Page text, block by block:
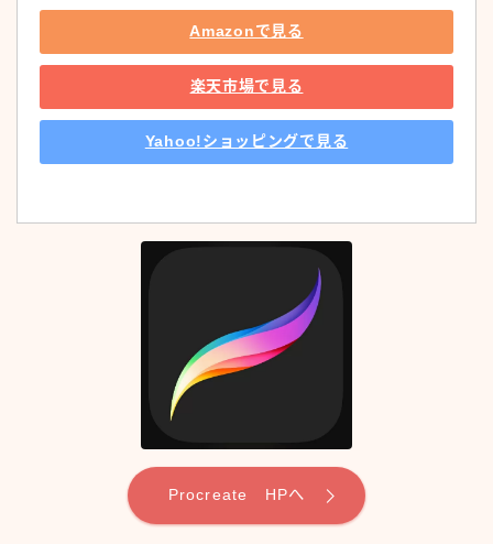
Amazonで見る
楽天市場で見る
Yahoo!ショッピングで見る
Procreate HPへ